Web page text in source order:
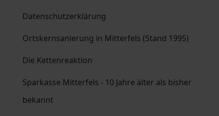
Datenschutzerklärung
Ortskernsanierung in Mitterfels (Stand 1995)
Die Kettenreaktion
Sparkasse Mitterfels - 10 Jahre älter als bisher
bekannt